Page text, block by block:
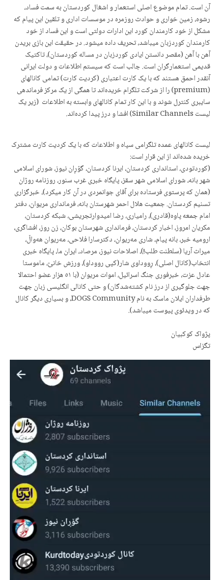
آن است. تمام موضوع اصلی استعمار و اشغال کوردستان به سمت فساد،
رشوه، زمین خواری و حوادث روزمره در موسسات اداری و تلقین این پیام که
مشکل از خود کارمندان کورد این ادارات دولتی است و این فساد از خود
کارمندان کوردزبان میباشد، تحریف داده میشود. در حقیقت این بازی بریدن
آهن با آهن (مقصر دانستن ایادی کوردزبان در مساله کوردستان)، تاکتیک
قدیمی استعمارگران است. جالب است که سیستم اطلاعات و دولت ایرانی
آنقدر احمق هستند که با یک کارت اعتباری (کردیت کارت) تمامی کانالهای
(premium) را از شرکت تلگرام خریدەاند تا همگی از یک مرکز فرماندهی
سایبری کنترل شوند و با این کار تمام کانالهای وابسته به اطلاعات (زیر یک
لیست Similar Channels) افشا و درز پیدا کردەاند.
لیست کانالهای عمده تلگرامی سپاه و اطلاعات که با یک کردیت کارت مشترک
خریدە شدەاند از این قرار است:
(کوردتودی، استانداری کردستان، ایرنا کردستان، گۆڕان نیوز، شورای اسلامی
شهر بانه، شورای اسلامی شهر سقز، پایگاه خبری غرب سنور، روزنامه روژان
(همان که پرستوی فرستاده برای آقای جوانمردی در آن کار میکرد)، خبرگزاری
تسنیم کردستان. جمعیت هلال احمر شهرستان بانه، فرمانداری مریوان، دفتر
امام جمعه پاوه(قادری)، رامیاری، رضا امیدوارتجریشی، شبکه کردستان،
مکریان امروز، اخبار کردستان، فرمانداری شهرستان بوکان، زن روز، افشاگری،
ارومیه خبر، بانه پیام، شاری مەریوان، دکترسارا فلاحی، مەریوان هەواڵ،
میراث آریا (سلطنت طلب!)، اصلاحات نیوز، مرصاد، ایران ما، پایگاه خبری
انتخاب(کانال اصلی)، ڕووداوی شار(کپی رووداو)، ورزش خانێ، ماموستا
عادل عزت، خبرفوری جنگ اسرائیل، اموات مریوان (با ٥١ هزار عضو احتمالا
جهت جلوگیری از درز نام کشتەشدگان) و حتی کانالی انگلیسی زبان جهت
طرفداران ایلان ماسک به نام DOGS Community، و بسیاری دیگر کانال
که در ویدئوی پیوست میباشد).
پژواک کوکبیان
تگزاس